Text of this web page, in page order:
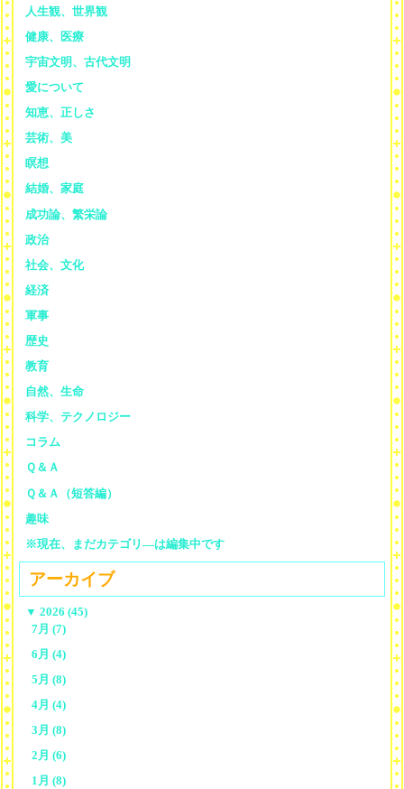
人生観、世界観
健康、医療
宇宙文明、古代文明
愛について
知恵、正しさ
芸術、美
瞑想
結婚、家庭
成功論、繁栄論
政治
社会、文化
経済
軍事
歴史
教育
自然、生命
科学、テクノロジー
コラム
Ｑ＆Ａ
Ｑ＆Ａ（短答編）
趣味
※現在、まだカテゴリ—は編集中です
アーカイブ
▼ 2026 (45)
7月 (7)
6月 (4)
5月 (8)
4月 (4)
3月 (8)
2月 (6)
1月 (8)